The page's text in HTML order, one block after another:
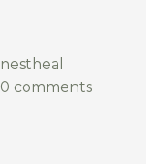
nestheal
0 comments